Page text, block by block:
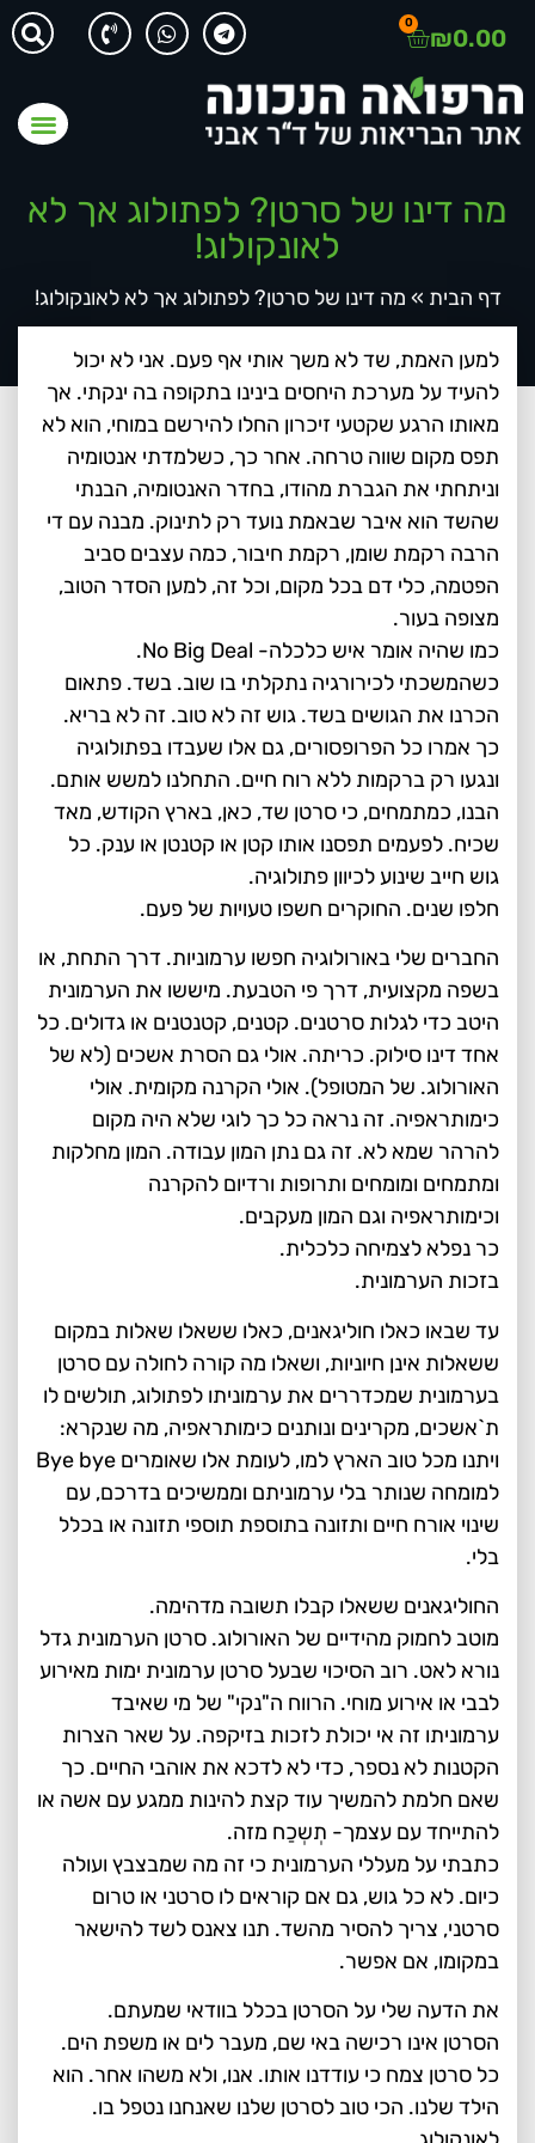
₪0.00
0
מה דינו של סרטן? לפתולוג אך לא
לאונקולוג!
דף הבית » מה דינו של סרטן? לפתולוג אך לא לאונקולוג!
למען האמת, שד לא משך אותי אף פעם. אני לא יכול
להעיד על מערכת היחסים בינינו בתקופה בה ינקתי. אך
מאותו הרגע שקטעי זיכרון החלו להירשם במוחי, הוא לא
תפס מקום שווה טרחה. אחר כך, כשלמדתי אנטומיה
וניתחתי את הגברת מהודו, בחדר האנטומיה, הבנתי
שהשד הוא איבר שבאמת נועד רק לתינוק. מבנה עם די
הרבה רקמת שומן, רקמת חיבור, כמה עצבים סביב
הפטמה, כלי דם בכל מקום, וכל זה, למען הסדר הטוב,
מצופה בעור.
כמו שהיה אומר איש כלכלה- No Big Deal.
כשהמשכתי לכירורגיה נתקלתי בו שוב. בשד. פתאום
הכרנו את הגושים בשד. גוש זה לא טוב. זה לא בריא.
כך אמרו כל הפרופסורים, גם אלו שעבדו בפתולוגיה
ונגעו רק ברקמות ללא רוח חיים. התחלנו למשש אותם.
הבנו, כמתמחים, כי סרטן שד, כאן, בארץ הקודש, מאד
שכיח. לפעמים תפסנו אותו קטן או קטנטן או ענק. כל
גוש חייב שינוע לכיוון פתולוגיה.
חלפו שנים. החוקרים חשפו טעויות של פעם.
החברים שלי באורולוגיה חפשו ערמוניות. דרך התחת, או
בשפה מקצועית, דרך פי הטבעת. מיששו את הערמונית
היטב כדי לגלות סרטנים. קטנים, קטנטנים או גדולים. כל
אחד דינו סילוק. כריתה. אולי גם הסרת אשכים (לא של
האורולוג. של המטופל). אולי הקרנה מקומית. אולי
כימותראפיה. זה נראה כל כך לוגי שלא היה מקום
להרהר שמא לא. זה גם נתן המון עבודה. המון מחלקות
ומתמחים ומומחים ותרופות ורדיום להקרנה
וכימותראפיה וגם המון מעקבים.
כר נפלא לצמיחה כלכלית.
בזכות הערמונית.
עד שבאו כאלו חוליגאנים, כאלו ששאלו שאלות במקום
ששאלות אינן חיוניות, ושאלו מה קורה לחולה עם סרטן
בערמונית שמכדררים את ערמוניתו לפתולוג, תולשים לו
ת`אשכים, מקרינים ונותנים כימותראפיה, מה שנקרא:
ויתנו מכל טוב הארץ למו, לעומת אלו שאומרים Bye bye
למומחה שנותר בלי ערמוניתם וממשיכים בדרכם, עם
שינוי אורח חיים ותזונה בתוספת תוספי תזונה או בכלל
בלי.
החוליגאנים ששאלו קבלו תשובה מדהימה.
מוטב לחמוק מהידיים של האורולוג. סרטן הערמונית גדל
נורא לאט. רוב הסיכוי שבעל סרטן ערמונית ימות מאירוע
לבבי או אירוע מוחי. הרווח ה"נקי" של מי שאיבד
ערמוניתו זה אי יכולת לזכות בזיקפה. על שאר הצרות
הקטנות לא נספר, כדי לא לדכא את אוהבי החיים. כך
שאם חלמת להמשיך עוד קצת להינות ממגע עם אשה או
להתייחד עם עצמך- תְשְכַח מזה.
כתבתי על מעללי הערמונית כי זה מה שמבצבץ ועולה
כיום. לא כל גוש, גם אם קוראים לו סרטני או טרום
סרטני, צריך להסיר מהשד. תנו צאנס לשד להישאר
במקומו, אם אפשר.
את הדעה שלי על הסרטן בכלל בוודאי שמעתם.
הסרטן אינו רכישה באי שם, מעבר לים או משפת הים.
כל סרטן צמח כי עודדנו אותו. אנו, ולא משהו אחר. הוא
הילד שלנו. הכי טוב לסרטן שלנו שאנחנו נטפל בו.